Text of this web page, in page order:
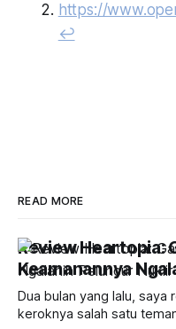
https://
↩︎
READ MORE
Review Heartopia:
Keamanannya
Dua bulan yang lalu, saya
keroknya salah satu